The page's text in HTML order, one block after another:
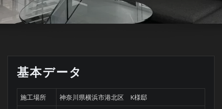
基本データ
施工場所
神奈川県横浜市港北区 K様邸